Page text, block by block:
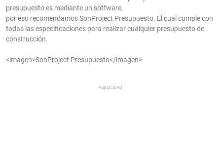
presupuesto es mediante un sotfware,
por eso recomendamos SonProject Presupuesto. El cual cumple con
todas las especificaciones para realizar cualquier presupuesto de
construcción.
<imagen>SonProject Presupuesto</imagen>